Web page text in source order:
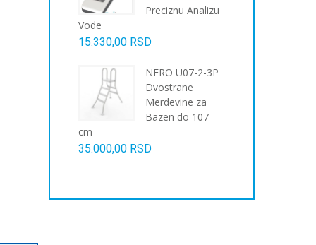
Preciznu Analizu
Vode
15.330,00 RSD
NERO U07-2-3P
Dvostrane
Merdevine za
Bazen do 107
cm
35.000,00 RSD